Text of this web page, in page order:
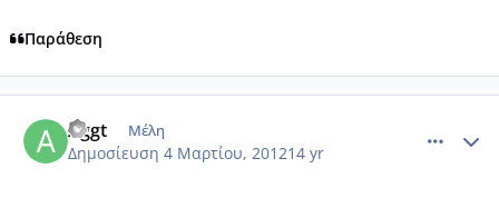
Παράθεση
Aggt Μέλη
Δημοσίευση 4 Μαρτίου, 201214 yr